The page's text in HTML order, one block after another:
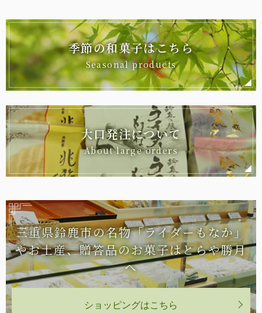
季節の和菓子はこちら
Seasonal products
大口発注について
About large orders
三重県鈴鹿市の名物「ライダーもなか」
やお土産、贈答品のお菓子はとらや勝月
へ
ショッピングはこちら